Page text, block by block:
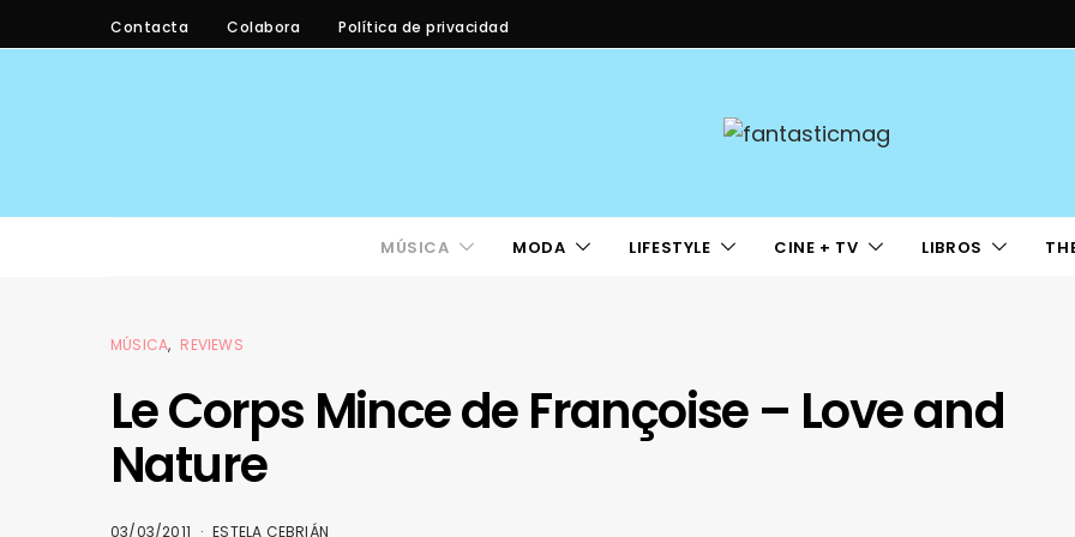
Contacta Colabora Política de privacidad
MÚSICA MODA LIFESTYLE CINE + TV LIBROS
MÚSICA REVIEWS
Le Corps Mince de Françoise – Love and
Nature
03/03/2011 ESTELA CEBRIÁN